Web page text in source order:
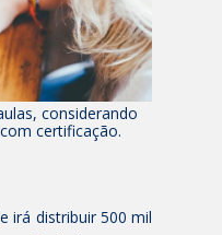
considerando
certificação.
irá distribuir 500 mil